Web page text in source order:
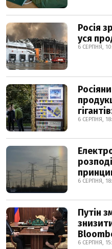
Росія
уся
6 СЕРПНЯ,
6 СЕРПНЯ,
6 СЕРПНЯ,
Путін
6 СЕРПНЯ,